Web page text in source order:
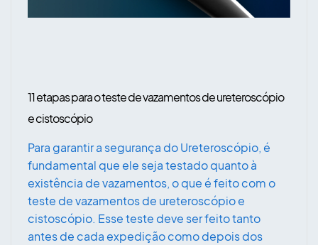
11 etapas para o teste de vazamentos de ureteroscópio
e cistoscópio
Para garantir a segurança do Ureteroscópio, é
fundamental que ele seja testado quanto à
existência de vazamentos, o que é feito com o
teste de vazamentos de ureteroscópio e
cistoscópio. Esse teste deve ser feito tanto
antes de cada expedição como depois dos